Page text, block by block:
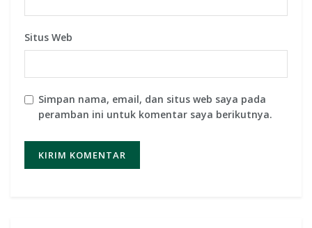
Situs Web
Simpan nama, email, dan situs web saya pada
peramban ini untuk komentar saya berikutnya.